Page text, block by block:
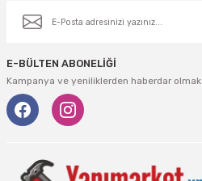
E-BÜLTEN ABONELİĞİ
Kampanya ve yeniliklerden haberdar